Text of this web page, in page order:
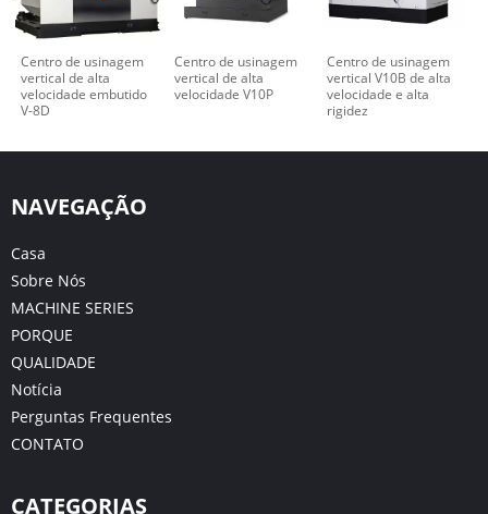
Centro de usinagem
vertical de alta
velocidade embutido
V-8D
Centro de usinagem
vertical de alta
velocidade V10P
Centro de usinagem
vertical V10B de alta
velocidade e alta
rigidez
NAVEGAÇÃO
Casa
Sobre Nós
MACHINE SERIES
PORQUE
QUALIDADE
Notícia
Perguntas Frequentes
CONTATO
CATEGORIAS